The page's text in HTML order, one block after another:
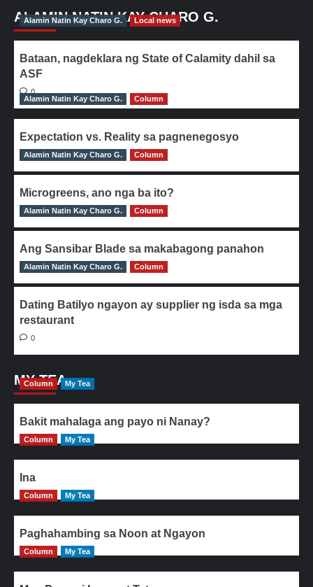
ALAMIN NATIN KAY CHARO G.
Alamin Natin Kay Charo G. Local news
Bataan, nagdeklara ng State of Calamity dahil sa
ASF
0
Alamin Natin Kay Charo G.
Column
Expectation vs. Reality sa pagnenegosyo
0
Alamin Natin Kay Charo G. Column
Microgreens, ano nga ba ito?
0
Alamin Natin Kay Charo G. Column
Ang Sansibar Blade sa makabagong panahon
0
Alamin Natin Kay Charo G. Column
Dating Batilyo ngayon ay supplier ng isda sa mga
restaurant
0
MY TEA
Column My Tea
Bakit mahalaga ang payo ni Nanay?
Column My Tea
Ina
Column My Tea
Paghahambing sa Noon at Ngayon
Column My Tea